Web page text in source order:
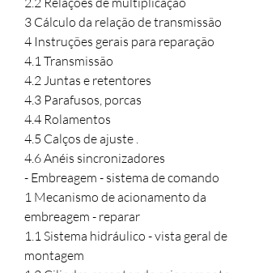
3 Cálculo da relação de transmissão
4 Instruções gerais para reparação
4.1 Transmissão
4.2 Juntas e retentores
4.3 Parafusos, porcas
4.4 Rolamentos
4.5 Calços de ajuste .
4.6 Anéis sincronizadores
- Embreagem - sistema de comando
1 Mecanismo de acionamento da
embreagem - reparar
1.1 Sistema hidráulico - vista geral de
montagem